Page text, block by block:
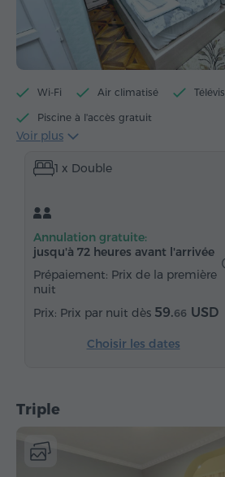
Wi-Fi Air climatisé
Piscine à l'accès gratuit
Centre de fitness à l'accès gratuit
Accès gratuit au billard
Chauffage
Téléphone Réveil
Chaînes satellite Parquet
Eau embouteillée
Voir plus
1 x Double
Annulation gratuite:
jusqu'à 72 heures avant l'arrivée
Prépaiement: Prix de la première
nuit
Prix par nuit dès 59.66 USD
Choisir les dates
Triple